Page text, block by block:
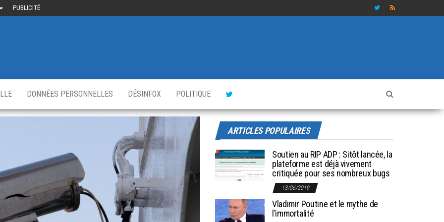
PUBLICITÉ
DONNÉES PERSONNELLES DÉSINFOX POLITIQUE
ARTICLES POPULAIRES
Soutien au RIP ADP : Sitôt lancée, la
plateforme est déjà vivement
critiquée pour ses nombreux bugs
13/06/2019
Vladimir Poutine et le mythe de
l’immortalité